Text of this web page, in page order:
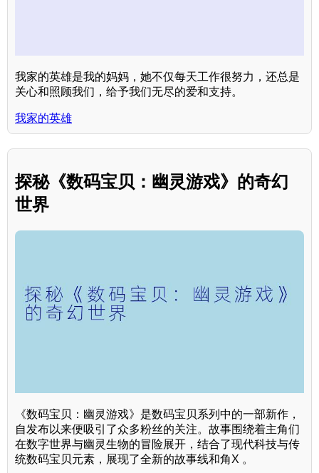
我家的英雄是我的妈妈，她不仅每天工作很努力，还总是
关心和照顾我们，给予我们无尽的爱和支持。
我家的英雄
探秘《数码宝贝：幽灵游戏》的奇幻
世界
《数码宝贝：幽灵游戏》是数码宝贝系列中的一部新作，
自发布以来便吸引了众多粉丝的关注。故事围绕着主角们
在数字世界与幽灵生物的冒险展开，结合了现代科技与传
统数码宝贝元素，展现了全新的故事线和角X 。